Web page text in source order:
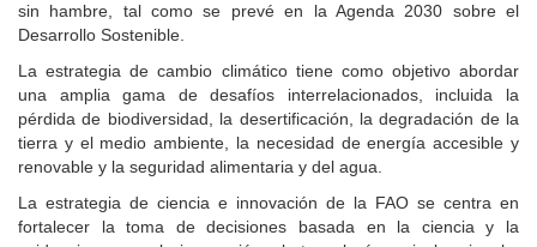
sin hambre, tal como se prevé en la Agenda 2030 sobre el
Desarrollo Sostenible.
La estrategia de cambio climático tiene como objetivo abordar
una amplia gama de desafíos interrelacionados, incluida la
pérdida de biodiversidad, la desertificación, la degradación de la
tierra y el medio ambiente, la necesidad de energía accesible y
renovable y la seguridad alimentaria y del agua.
La estrategia de ciencia e innovación de la FAO se centra en
fortalecer la toma de decisiones basada en la ciencia y la